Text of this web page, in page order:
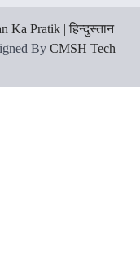
Ka Pratik | हिन्दुस्तान
By CMSH Tech